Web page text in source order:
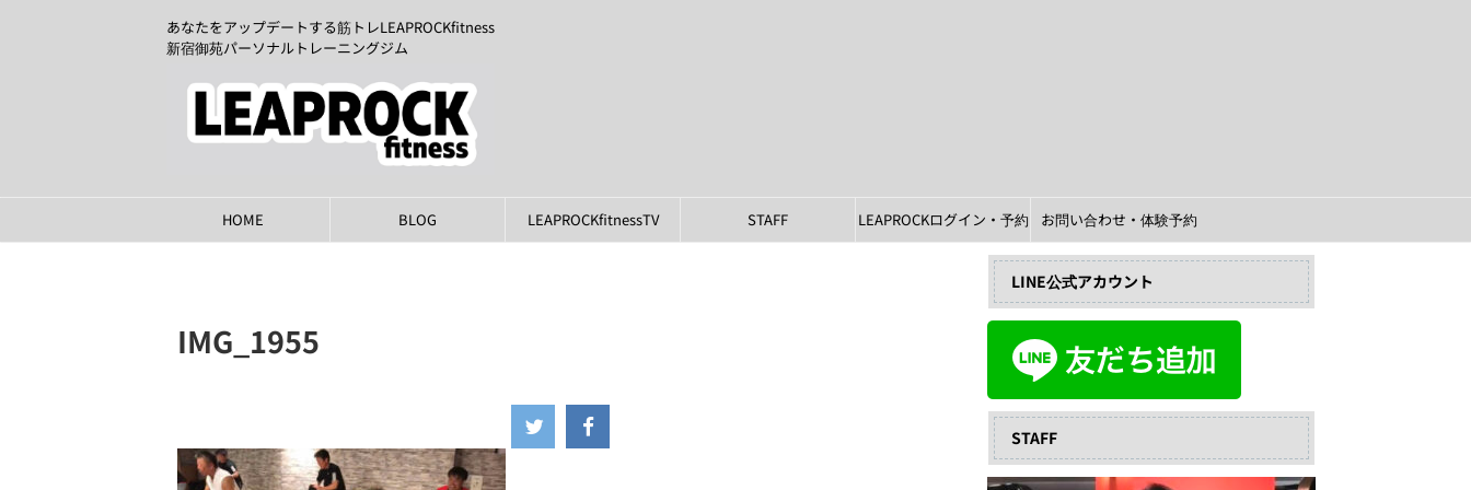
あなたをアップデートする筋トレLEAPROCKfitness
新宿御苑パーソナルトレーニングジム
HOME BLOG LEAPROCKfitnessTV STAFF LEAPROCKログイン・予約 お問い合わせ・体験予約
IMG_1955
LINE公式アカウント
STAFF